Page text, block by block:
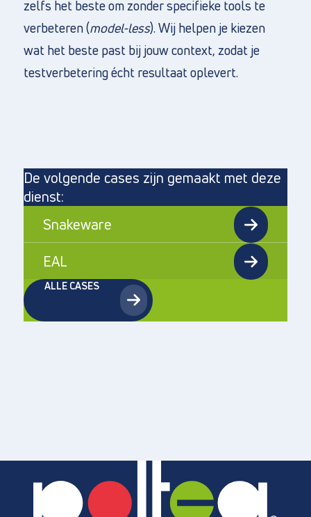
zelfs het beste om zonder specifieke tools te
verbeteren (model-less). Wij helpen je kiezen
wat het beste past bij jouw context, zodat je
testverbetering écht resultaat oplevert.
De volgende cases zijn gemaakt met deze
dienst:
Snakeware
EAL
ALLE CASES